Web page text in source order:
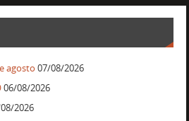
agosto 07/08/2026
06/08/2026
2026